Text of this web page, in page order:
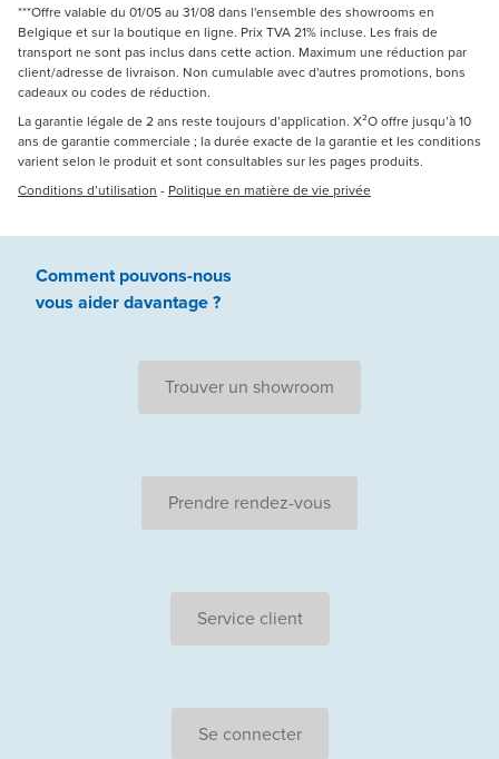
***Offre valable du 01/05 au 31/08 dans l'ensemble des showrooms en
Belgique et sur la boutique en ligne. Prix TVA 21% incluse. Les frais de
transport ne sont pas inclus dans cette action. Maximum une réduction par
client/adresse de livraison. Non cumulable avec d'autres promotions, bons
cadeaux ou codes de réduction.
La garantie légale de 2 ans reste toujours d’application. X²O offre jusqu’à 10
ans de garantie commerciale ; la durée exacte de la garantie et les conditions
varient selon le produit et sont consultables sur les pages produits.
Conditions d’utilisation - Politique en matière de vie privée
Comment pouvons-nous
vous aiderdavantage ?
Trouver un showroom
Prendre rendez-vous
Service client
Se connecter